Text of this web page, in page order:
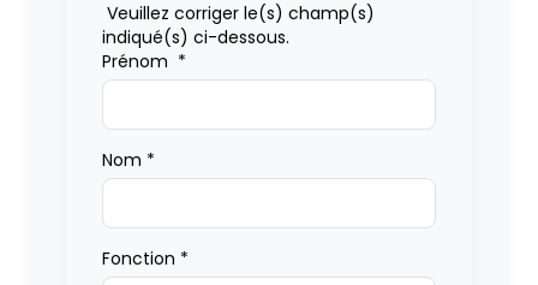
Veuillez corriger le(s) champ(s)
indiqué(s) ci-dessous.
Prénom *
Nom *
Fonction *